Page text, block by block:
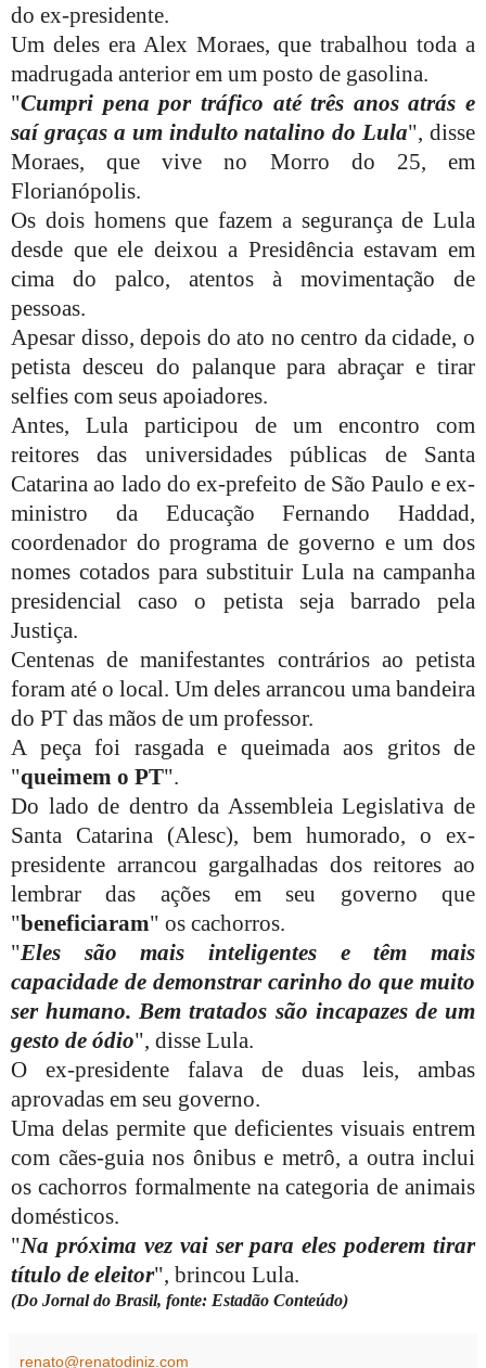
do ex-presidente.
Um deles era Alex Moraes, que trabalhou toda a
madrugada anterior em um posto de gasolina.
"Cumpri pena por tráfico até três anos atrás e
saí graças a um indulto natalino do Lula", disse
Moraes, que vive no Morro do 25, em
Florianópolis.
Os dois homens que fazem a segurança de Lula
desde que ele deixou a Presidência estavam em
cima do palco, atentos à movimentação de
pessoas.
Apesar disso, depois do ato no centro da cidade, o
petista desceu do palanque para abraçar e tirar
selfies com seus apoiadores.
Antes, Lula participou de um encontro com
reitores das universidades públicas de Santa
Catarina ao lado do ex-prefeito de São Paulo e ex-
ministro da Educação Fernando Haddad,
coordenador do programa de governo e um dos
nomes cotados para substituir Lula na campanha
presidencial caso o petista seja barrado pela
Justiça.
Centenas de manifestantes contrários ao petista
foram até o local. Um deles arrancou uma bandeira
do PT das mãos de um professor.
A peça foi rasgada e queimada aos gritos de
"queimem o PT".
Do lado de dentro da Assembleia Legislativa de
Santa Catarina (Alesc), bem humorado, o ex-
presidente arrancou gargalhadas dos reitores ao
lembrar das ações em seu governo que
"beneficiaram" os cachorros.
"Eles são mais inteligentes e têm mais
capacidade de demonstrar carinho do que muito
ser humano. Bem tratados são incapazes de um
gesto de ódio", disse Lula.
O ex-presidente falava de duas leis, ambas
aprovadas em seu governo.
Uma delas permite que deficientes visuais entrem
com cães-guia nos ônibus e metrô, a outra inclui
os cachorros formalmente na categoria de animais
domésticos.
"Na próxima vez vai ser para eles poderem tirar
título de eleitor", brincou Lula.
(Do Jornal do Brasil, fonte: Estadão Conteúdo)
renato@renatodiniz.com